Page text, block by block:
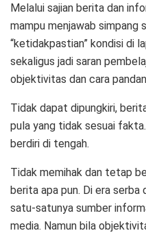
Melalui sajian berita dan
mampu menjawab simpang
“ketidakpastian” kondisi di
sekaligus jadi saran
objektivitas dan cara
Tidak dapat dipungkiri,
pula yang tidak sesuai
berdiri di tengah.
Tidak memihak dan tetap
berita apa pun. Di era
satu-satunya sumber
media. Namun bila